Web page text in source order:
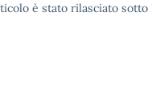
è stato rilasciato